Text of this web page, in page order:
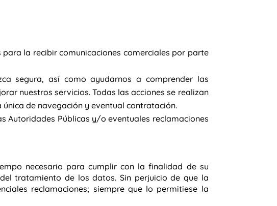
la recibir comunicaciones comerciales por parte
segura, así como ayudarnos a comprender las
nuestros servicios. Todas las acciones se realizan
de navegación y eventual contratación.
Autoridades Públicas y/o eventuales reclamaciones
necesario para cumplir con la finalidad de su
tratamiento de los datos. Sin perjuicio de que la
reclamaciones; siempre que lo permitiese la